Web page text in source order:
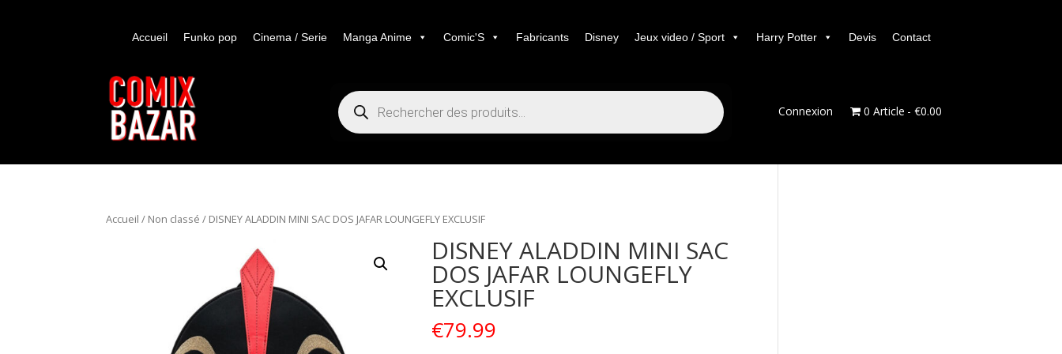
Accueil Funko pop Cinema / Serie Manga Anime Comic'S Fabricants Disney Jeux video / Sport Harry Potter Devis Contact
Recherche
de
produits Connexion 0 Article €0.00
Accueil / Non classé / DISNEY ALADDIN MINI SAC DOS JAFAR LOUNGEFLY EXCLUSIF
DISNEY ALADDIN MINI SAC
DOS JAFAR LOUNGEFLY
EXCLUSIF
€79.99